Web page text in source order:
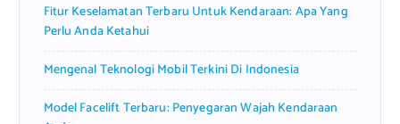
:Fitur Keselamatan Terbaru Untuk Kendaraan: Apa Yang
Perlu Anda Ketahui
Mengenal Teknologi Mobil Terkini Di Indonesia
Model Facelift Terbaru: Penyegaran Wajah Kendaraan